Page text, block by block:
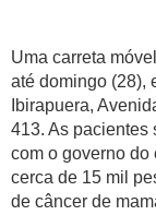
Uma carreta
até domingo (28),
Ibirapuera,
413. As pacientes
com o governo do
cerca de 15 mil
de câncer de